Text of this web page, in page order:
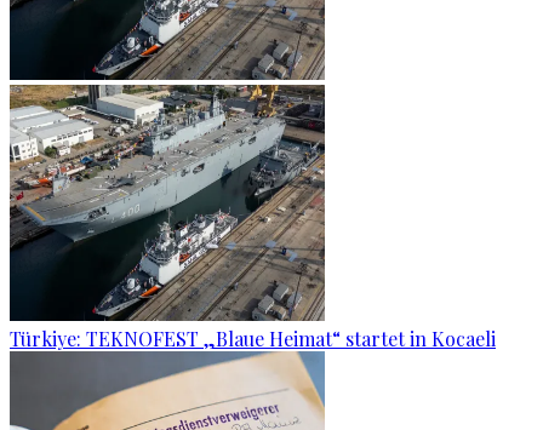
Türkiye: TEKNOFEST „Blaue Heimat“ startet in Kocaeli